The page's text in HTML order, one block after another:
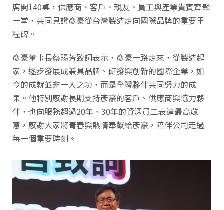
席開140桌，供應商、客戶、親友、員工與產業貴賓齊聚
一堂，共同見證彥豪從台灣製造走向國際品牌的重要里
程碑。
彥豪董事長蔡賜芳致詞表示，彥豪一路走來，從製造起
家，逐步發展成兼具品牌、研發與創新的國際企業，如
今的成就並非一人之功，而是全體夥伴共同努力的成
果。他特別感謝長期支持彥豪的客戶、供應商與協力夥
伴，也向服務超過20年、30年的資深員工表達最高敬
意，感謝大家將青春與熱情奉獻給彥豪，陪伴公司走過
每一個重要時刻。